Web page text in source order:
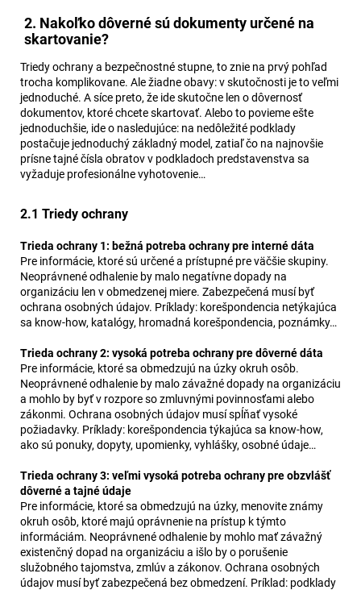
2. Nakoľko dôverné sú dokumenty určené na
skartovanie?
Triedy ochrany a bezpečnostné stupne, to znie na prvý pohľad
trocha komplikovane. Ale žiadne obavy: v skutočnosti je to veľmi
jednoduché. A síce preto, že ide skutočne len o dôvernosť
dokumentov, ktoré chcete skartovať. Alebo to povieme ešte
jednoduchšie, ide o nasledujúce: na nedôležité podklady
postačuje jednoduchý základný model, zatiaľ čo na najnovšie
prísne tajné čísla obratov v podkladoch predstavenstva sa
vyžaduje profesionálne vyhotovenie…
2.1 Triedy ochrany
Trieda ochrany 1: bežná potreba ochrany pre interné dáta
Pre informácie, ktoré sú určené a prístupné pre väčšie skupiny.
Neoprávnené odhalenie by malo negatívne dopady na
organizáciu len v obmedzenej miere. Zabezpečená musí byť
ochrana osobných údajov. Príklady: korešpondencia netýkajúca
sa know-how, katalógy, hromadná korešpondencia, poznámky…
Trieda ochrany 2: vysoká potreba ochrany pre dôverné dáta
Pre informácie, ktoré sa obmedzujú na úzky okruh osôb.
Neoprávnené odhalenie by malo závažné dopady na organizáciu
a mohlo by byť v rozpore so zmluvnými povinnosťami alebo
zákonmi. Ochrana osobných údajov musí spĺňať vysoké
požiadavky. Príklady: korešpondencia týkajúca sa know-how,
ako sú ponuky, dopyty, upomienky, vyhlášky, osobné údaje…
Trieda ochrany 3: veľmi vysoká potreba ochrany pre obzvlášť
dôverné a tajné údaje
Pre informácie, ktoré sa obmedzujú na úzky, menovite známy
okruh osôb, ktoré majú oprávnenie na prístup k týmto
informáciám. Neoprávnené odhalenie by mohlo mať závažný
existenčný dopad na organizáciu a išlo by o porušenie
služobného tajomstva, zmlúv a zákonov. Ochrana osobných
údajov musí byť zabezpečená bez obmedzení. Príklad: podklady